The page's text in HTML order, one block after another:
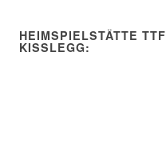
HEIMSPIELSTÄTTE TTF
KISSLEGG: